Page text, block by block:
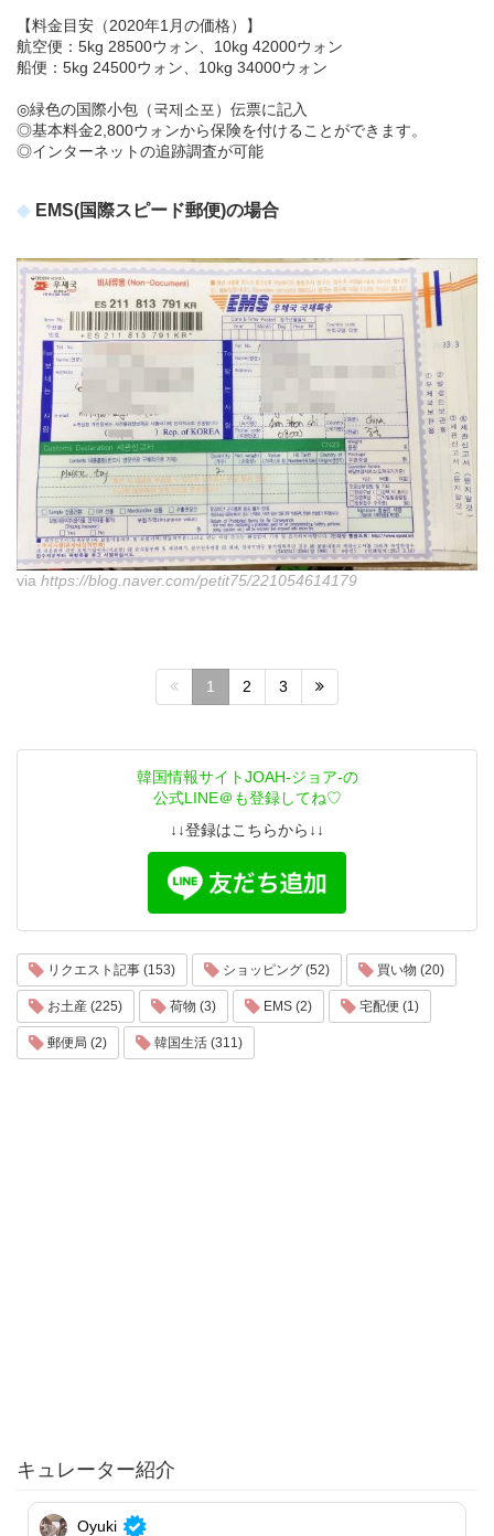
【料金目安（2020年1月の価格）】
航空便：5kg 28500ウォン、10kg 42000ウォン
船便：5kg 24500ウォン、10kg 34000ウォン
◎緑色の国際小包（국제소포）伝票に記入
◎基本料金2,800ウォンから保険を付けることができます。
◎インターネットの追跡調査が可能
EMS(国際スピード郵便)の場合
via https://blog.naver.com/petit75/221054614179
1 2 3
韓国情報サイトJOAH-ジョア-の
公式LINE＠も登録してね♡
↓↓登録はこちらから↓↓
リクエスト記事 (153) ショッピング (52) 買い物 (20)
お土産 (225) 荷物 (3) EMS (2) 宅配便 (1)
郵便局 (2) 韓国生活 (311)
キュレーター紹介
Oyuki